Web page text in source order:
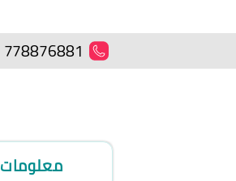
778876881
معلومات